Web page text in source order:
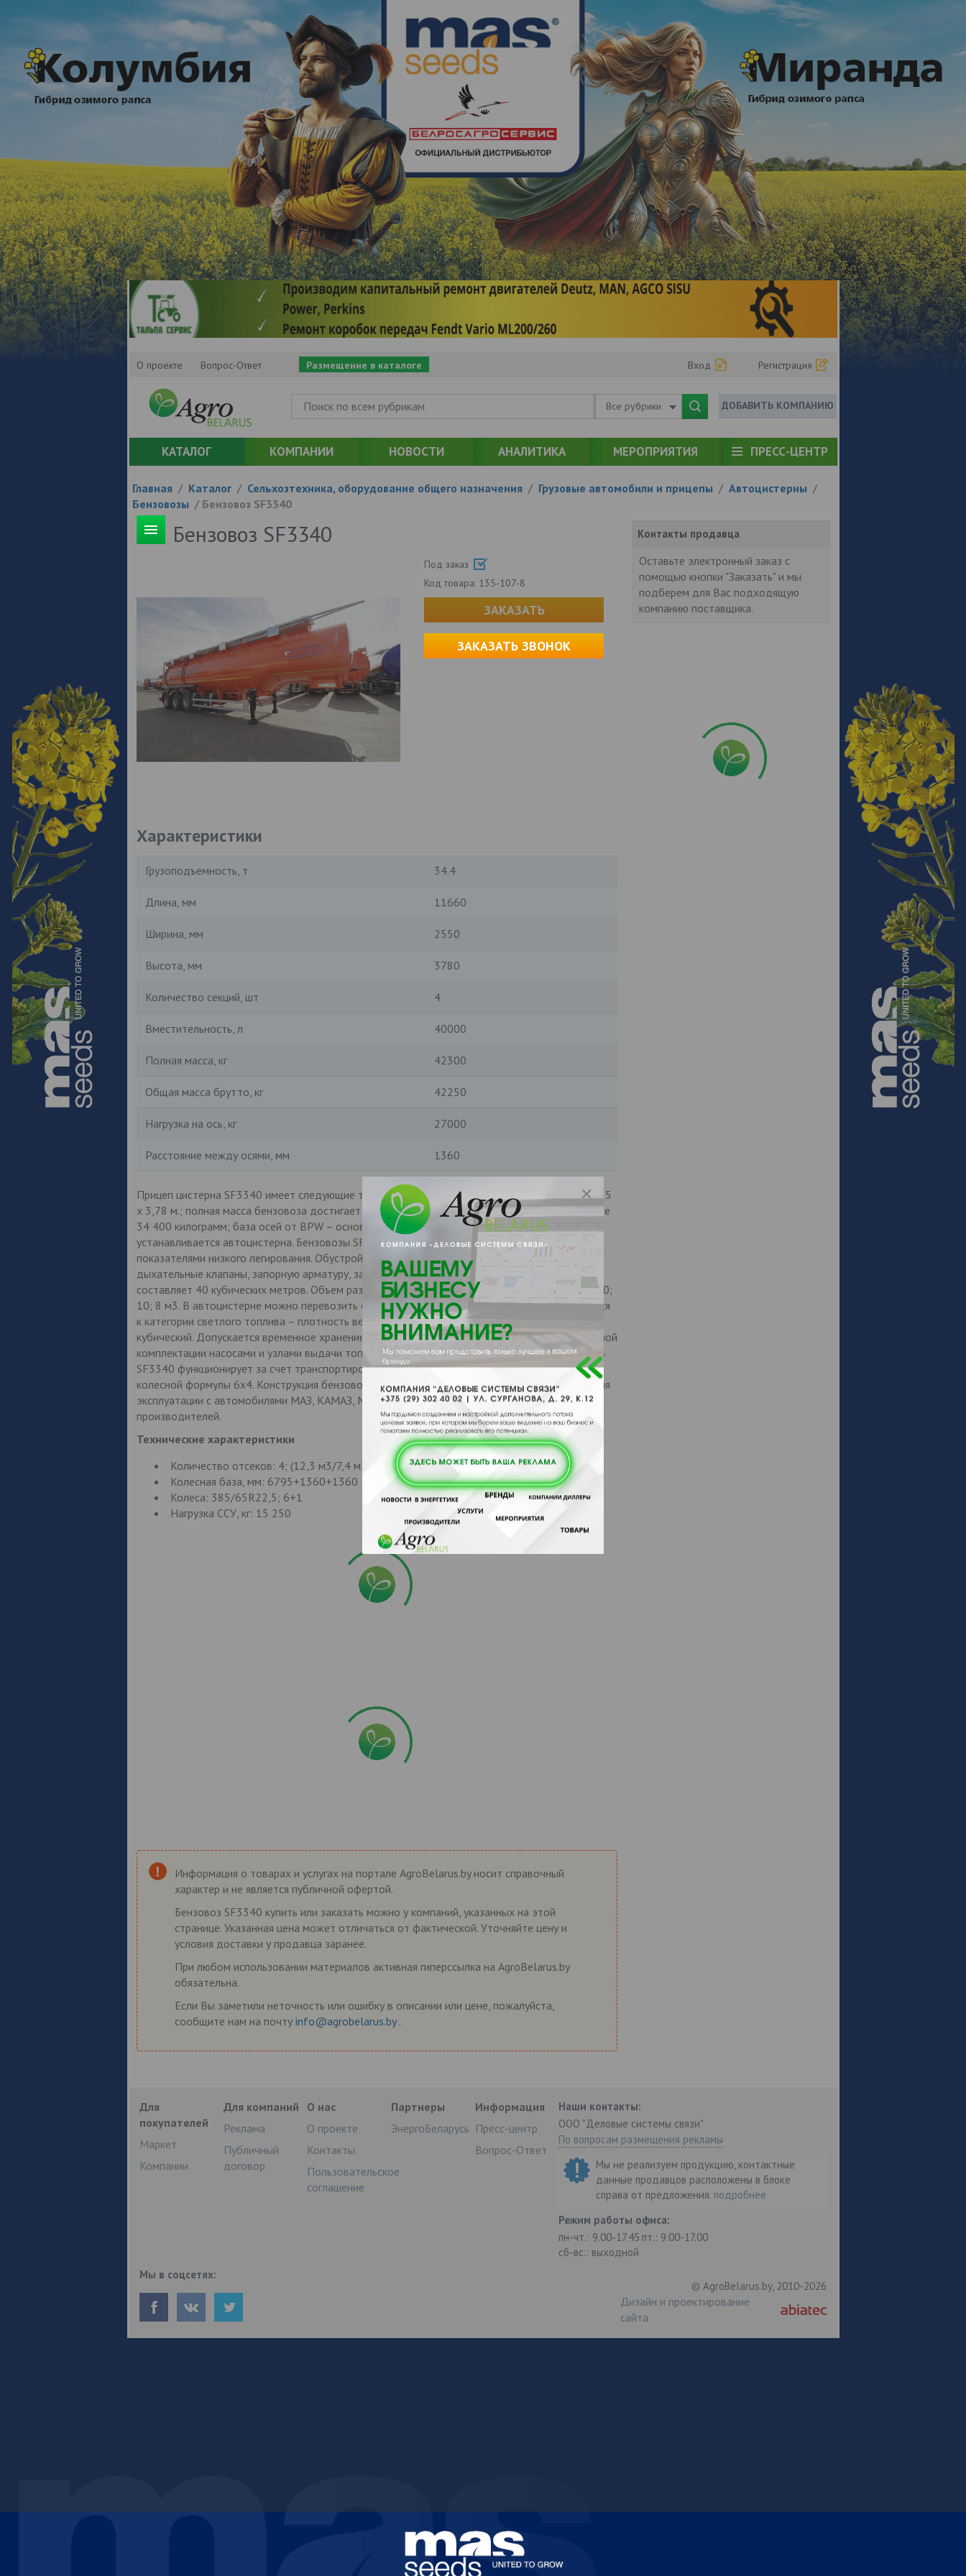
О проекте Вопрос-Ответ Размещение в каталоге Вход Регистрация
Все рубрики ДОБАВИТЬ КОМПАНИЮ
КАТАЛОГ КОМПАНИИ НОВОСТИ АНАЛИТИКА МЕРОПРИЯТИЯ ПРЕСС-ЦЕНТР
Главная / Каталог / Сельхозтехника, оборудование общего назначения / Грузовые автомобили и прицепы / Автоцистерны /
Бензовозы / Бензовоз SF3340
Бензовоз SF3340
Под заказ
Код товара: 135-107-8
ЗАКАЗАТЬ
ЗАКАЗАТЬ ЗВОНОК
Характеристики
Грузоподъемность, т 34.4
Длина, мм 11660
Ширина, мм 2550
Высота, мм 3780
Количество секций, шт 4
Вместительность, л 40000
Полная масса, кг 42300
Общая масса брутто, кг 42250
Нагрузка на ось, кг 27000
Расстояние между осями, мм 1360
Прицеп цистерна SF3340 имеет следующие технические характеристики: габариты 11,5 х 2,55
х 3,78 м.; полная масса бензовоза достигает 42 300 кг; показатель грузоподъемности не ниже
34 400 килограмм; база осей от BPW – основной элемент ходовой тележки, на которую
устанавливается автоцистерна. Бензовозы SF3340 изготавливаются из стальных сплавов с
показателями низкого легирования. Обустройство цистерны обязательно включает
дыхательные клапаны, запорную арматуру, заливные горловины. Вместимость техники
составляет 40 кубических метров. Объем разделен на 5 или 4 отсеков, с вместимостью 12; 10;
10; 8 м3. В автоцистерне можно перевозить солярку или бензин, нефтепродукты, относящиеся
к категории светлого топлива – плотность вещества составляет до 860 килограмм на метр
кубический. Допускается временное хранение нефтепродуктов в цистерне, при дополнительной
комплектации насосами и узлами выдачи топлива – непосредственная автозаправка. Модель
SF3340 функционирует за счет транспортировки тягачом седельного типа с показателем
колесной формулы 6х4. Конструкция бензовоза является самонесущей. Прицепы подходят для
эксплуатации с автомобилями МАЗ, КАМАЗ, MAN, так же для ЗИЛ бензовоза и других
производителей.
Технические характеристики
Количество отсеков: 4; (12,3 м3/7,4 м3/9,5 м3/10,8 м3)
Колесная база, мм: 6795+1360+1360
Колеса: 385/65R22,5; 6+1
Нагрузка ССУ, кг: 15 250
Контакты продавца
Оставьте электронный заказ с
помощью кнопки "Заказать" и мы
подберем для Вас подходящую
компанию поставщика.
Информация о товарах и услугах на портале AgroBelarus.by носит справочный
характер и не является публичной офертой.
Бензовоз SF3340 купить или заказать можно у компаний, указанных на этой
странице. Указанная цена может отличаться от фактической. Уточняйте цену и
условия доставки у продавца заранее.
При любом использовании материалов активная гиперссылка на AgroBelarus.by
обязательна.
Если Вы заметили неточность или ошибку в описании или цене, пожалуйста,
сообщите нам на почту info@agrobelarus.by .
Для
покупателей
Маркет
Компании
Для компаний
Реклама
Публичный
договор
О нас
О проекте
Контакты
Пользовательское
соглашение
Партнеры
ЭнергоБеларусь
Информация
Пресс-центр
Вопрос-Ответ
Наши контакты:
ООО "Деловые системы связи"
По вопросам размещения рекламы
Мы не реализуем продукцию, контактные
данные продавцов расположены в блоке
справа от предложения. подробнее
Режим работы офиса:
пн-чт.: 9.00-17.45 пт.: 9.00-17.00
сб-вс.: выходной
Мы в соцсетях:
© AgroBelarus.by, 2010-2026
Дизайн и проектирование
сайта